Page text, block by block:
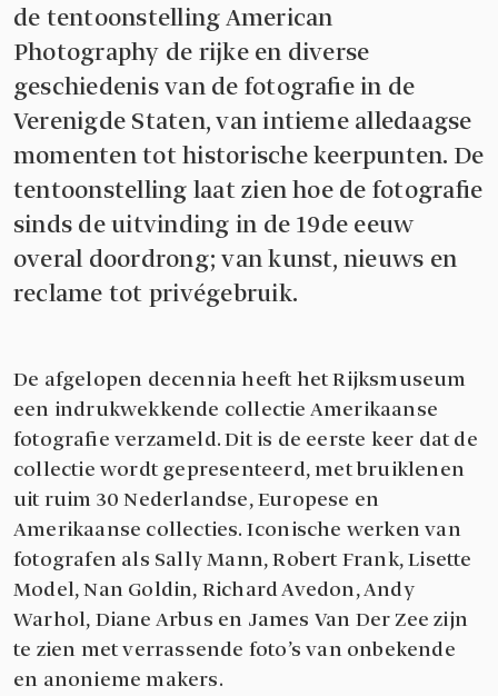
de tentoonstelling American
Photography de rijke en diverse
geschiedenis van de fotografie in de
Verenigde Staten, van intieme alledaagse
momenten tot historische keerpunten. De
tentoonstelling laat zien hoe de fotografie
sinds de uitvinding in de 19de eeuw
overal doordrong; van kunst, nieuws en
reclame tot privégebruik.
De afgelopen decennia heeft het Rijksmuseum
een indrukwekkende collectie Amerikaanse
fotografie verzameld. Dit is de eerste keer dat de
collectie wordt gepresenteerd, met bruiklenen
uit ruim 30 Nederlandse, Europese en
Amerikaanse collecties. Iconische werken van
fotografen als Sally Mann, Robert Frank, Lisette
Model, Nan Goldin, Richard Avedon, Andy
Warhol, Diane Arbus en James Van Der Zee zijn
te zien met verrassende foto’s van onbekende
en anonieme makers.